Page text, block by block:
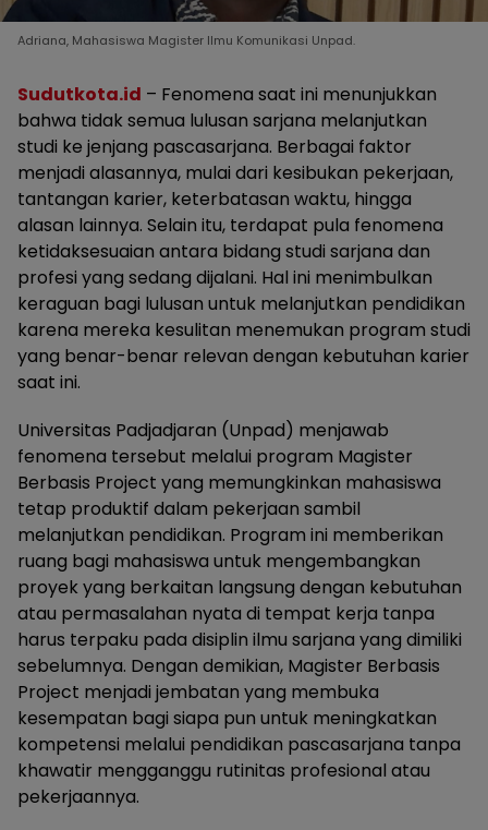
Adriana, Mahasiswa Magister Ilmu Komunikasi Unpad.
Sudutkota.id – Fenomena saat ini menunjukkan
bahwa tidak semua lulusan sarjana melanjutkan
studi ke jenjang pascasarjana. Berbagai faktor
menjadi alasannya, mulai dari kesibukan pekerjaan,
tantangan karier, keterbatasan waktu, hingga
alasan lainnya. Selain itu, terdapat pula fenomena
ketidaksesuaian antara bidang studi sarjana dan
profesi yang sedang dijalani. Hal ini menimbulkan
keraguan bagi lulusan untuk melanjutkan pendidikan
karena mereka kesulitan menemukan program studi
yang benar-benar relevan dengan kebutuhan karier
saat ini.
Universitas Padjadjaran (Unpad) menjawab
fenomena tersebut melalui program Magister
Berbasis Project yang memungkinkan mahasiswa
tetap produktif dalam pekerjaan sambil
melanjutkan pendidikan. Program ini memberikan
ruang bagi mahasiswa untuk mengembangkan
proyek yang berkaitan langsung dengan kebutuhan
atau permasalahan nyata di tempat kerja tanpa
harus terpaku pada disiplin ilmu sarjana yang dimiliki
sebelumnya. Dengan demikian, Magister Berbasis
Project menjadi jembatan yang membuka
kesempatan bagi siapa pun untuk meningkatkan
kompetensi melalui pendidikan pascasarjana tanpa
khawatir mengganggu rutinitas profesional atau
pekerjaannya.